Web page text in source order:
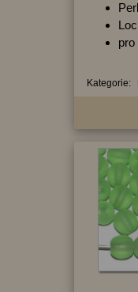
pro
Kategorie: